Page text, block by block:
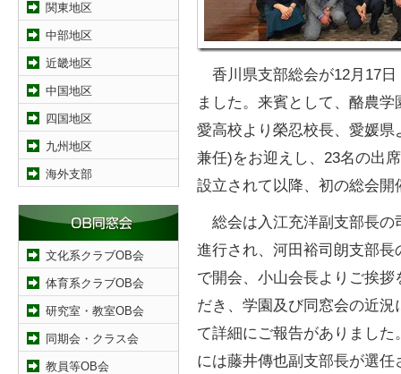
関東地区
中部地区
近畿地区
中国地区
四国地区
九州地区
海外支部
文化系クラブOB会
体育系クラブOB会
研究室・教室OB会
同期会・クラス会
教員等OB会
香川県支部総会が12月17
ました。来賓として、酪農
愛高校より榮忍校長、愛媛
兼任)をお迎えし、23名の出
設立されて以降、初の総会開
総会は入江充洋副支部長の
進行され、河田裕司朗支部長
で開会、小山会長よりご挨拶
だき、学園及び同窓会の近況
て詳細にご報告がありました
には藤井傳也副支部長が選